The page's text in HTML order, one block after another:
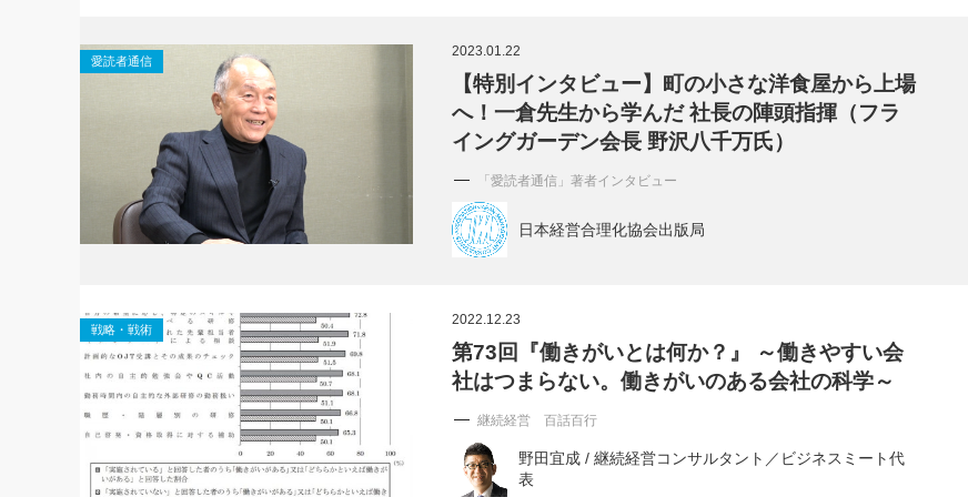
愛読者通信
2023.01.22
【特別インタビュー】町の小さな洋食屋から上場
へ！一倉先生から学んだ 社長の陣頭指揮（フラ
イングガーデン会長 野沢八千万氏）
「愛読者通信」著者インタビュー
日本経営合理化協会出版局
戦略・戦術
2022.12.23
第73回『働きがいとは何か？』 ～働きやすい会
社はつまらない。働きがいのある会社の科学～
継続経営 百話百行
野田宜成 / 継続経営コンサルタント／ビジネスミート代
表